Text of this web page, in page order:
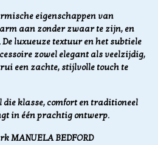
eigenschappen van
aan zonder zwaar te zijn, en
luxueuze textuur en het subtiele
zowel elegant als veelzijdig,
een zachte, stijlvolle touch te
klasse, comfort en traditioneel
in één prachtig ontwerp.
MANUELA BEDFORD